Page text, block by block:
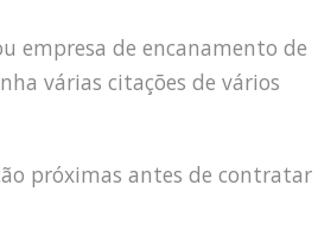
empresa de encanamento de
várias citações de vários
próximas antes de contratar